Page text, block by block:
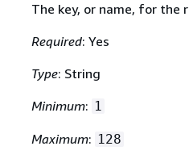
The key, or name, for the
Required: Yes
Type: String
Minimum: 1
Maximum: 128